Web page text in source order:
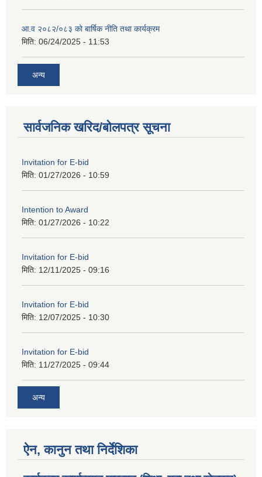
आ.व २०८२/०८३ को बार्षिक नीति तथा कार्यक्रम
मिति: 06/24/2025 - 11:53
अन्य
सार्वजनिक खरिद/बोलपत्र सूचना
Invitation for E-bid
मिति: 01/27/2026 - 10:59
Intention to Award
मिति: 01/27/2026 - 10:22
Invitation for E-bid
मिति: 12/11/2025 - 09:16
Invitation for E-bid
मिति: 12/07/2025 - 10:30
Invitation for E-bid
मिति: 11/27/2025 - 09:44
अन्य
ऐन, कानुन तथा निर्देशिका